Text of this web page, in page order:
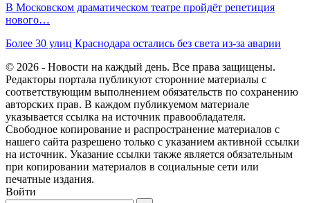
В Московском драматическом театре пройдёт репетиция
нового…
Более 30 улиц Краснодара остались без света из-за аварии
© 2026 - Новости на каждый день. Все права защищены.
Редакторы портала публикуют сторонние материалы с
соответствующим выполнением обязательств по сохранению
авторских прав. В каждом публикуемом материале
указывается ссылка на источник правообладателя.
Свободное копирование и распространение материалов с
нашего сайта разрешено только с указанием активной ссылки
на источник. Указание ссылки также является обязательным
при копировании материалов в социальные сети или
печатные издания.
Войти